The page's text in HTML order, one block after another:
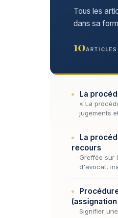
Tous les
dans sa
10ARTICLES
La
« La
jugements
La
recours
Greffée sur
d'avocat,
Signifier